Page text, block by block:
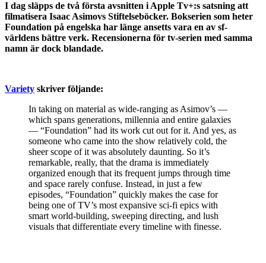
I dag släpps de två första avsnitten i Apple Tv+:s satsning att
filmatisera Isaac Asimovs Stiftelseböcker. Bokserien som heter
Foundation på engelska har länge ansetts vara en av sf-
världens bättre verk. Recensionerna för tv-serien med samma
namn är dock blandade.
Variety skriver följande:
In taking on material as wide-ranging as Asimov’s —
which spans generations, millennia and entire galaxies
— “Foundation” had its work cut out for it. And yes, as
someone who came into the show relatively cold, the
sheer scope of it was absolutely daunting. So it’s
remarkable, really, that the drama is immediately
organized enough that its frequent jumps through time
and space rarely confuse. Instead, in just a few
episodes, “Foundation” quickly makes the case for
being one of TV’s most expansive sci-fi epics with
smart world-building, sweeping directing, and lush
visuals that differentiate every timeline with finesse.